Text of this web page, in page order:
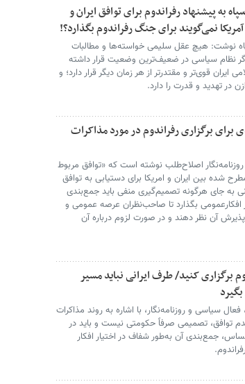
به پیشنهاد رفراندوم برای توافق ایران و
نمی‌گویند برای جنگ رفراندوم بگذارد؟!
نوشت: هیچ عقل سلیمی خواسته‌ها و مطالبات
نظام سیاسی در ضعیف‌ترین وضعیت قرار داشته
قوی‌تر و مقتدرتر از هر زمان دیگر قرار دارد؛ و
در تهدید و قدرت را دارد.
برای برگزاری رفراندوم در مورد مذاکرات
روزنامه‌نگار اصلاح‌طلب نوشته است که «توافق مربوط
شده بین ایران و امریکا برای دستیابی به توافق
به جای هرگونه تصمیم‌گیری منفی باید جمع‌بندی
افکارعمومی بگذارد تا صاحب‌نظران عرصه عمومی و
آن نظر دهند و در صورت لزوم درباره آن
برگزاری کنید/ طرف ایرانی نباید مسیر
فعال سیاسی و روزنامه‌نگار، با اشاره به روند مذاکرات
عدم توافق، تصمیمی صرفاً حکومتی نیست و باید در
جمع‌بندی آن به‌طور شفاف در اختیار افکار